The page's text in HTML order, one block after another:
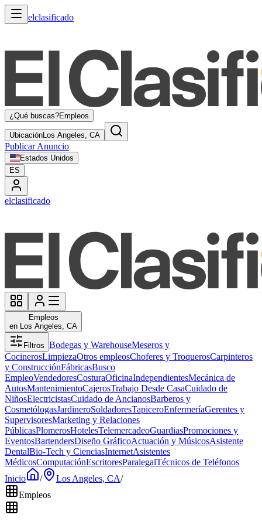
elclasificado
¿Qué buscas?Empleos
UbicaciónLos Angeles, CA
Publicar Anuncio
Estados Unidos
ES
elclasificado
Empleos
en Los Angeles, CA
Filtros Bodegas y WarehouseMeseros y
CocinerosLimpiezaOtros empleosChoferes y TroquerosCarpinteros
y ConstrucciónFábricasBusco
EmpleoVendedoresCosturaOficinaIndependientesMecánica de
AutosMantenimientoCajerosTrabajo Desde CasaCuidado de
NiñosElectricistasCuidado de AncianosBarberos y
CosmetólogasJardineroSoldadoresTapiceroEnfermeríaGerentes y
SupervisoresMarketing y Relaciones
PúblicasPlomerosHotelesTelemercadeoGuardiasPromociones y
EventosBartendersDiseño GráficoActuación y MúsicosAsistente
DentalBio-Tech y CienciasInternetAsistentes
MédicosComputaciónEscritoresParalegalTécnicos de Teléfonos
Inicio
/ Los Angeles, CA/
Empleos